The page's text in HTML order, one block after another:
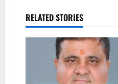
RELATED STORIES